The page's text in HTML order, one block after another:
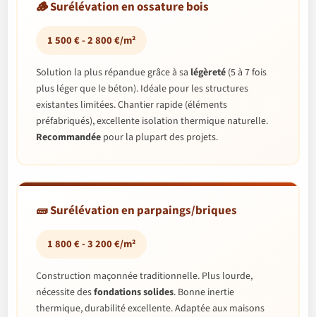
🪵 Surélévation en ossature bois
1 500 € - 2 800 €/m²
Solution la plus répandue grâce à sa légèreté (5 à 7 fois
plus léger que le béton). Idéale pour les structures
existantes limitées. Chantier rapide (éléments
préfabriqués), excellente isolation thermique naturelle.
Recommandée pour la plupart des projets.
🧱 Surélévation en parpaings/briques
1 800 € - 3 200 €/m²
Construction maçonnée traditionnelle. Plus lourde,
nécessite desfondations solides. Bonne inertie
thermique, durabilité excellente. Adaptée aux maisons